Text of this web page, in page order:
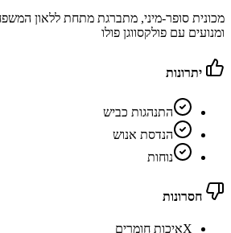
מכונית סופר-מיני, מתברגת מתחת ללאון
ומנועים עם פולקסווגן פולו
יתרונות
התנהגות כביש
הנדסת אנוש
נוחות
חסרונות
Xאיכות חומרים